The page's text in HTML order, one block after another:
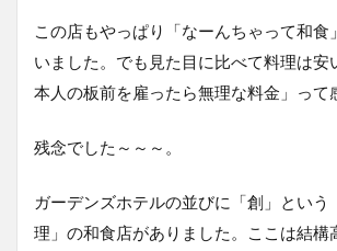
この店もやっぱり「なーんちゃって和食
いました。でも見た目に比べて料理は安
本人の板前を雇ったら無理な料金」って
残念でした～～～。
ガーデンズホテルの並びに「創」という
理」の和食店がありました。ここは結構